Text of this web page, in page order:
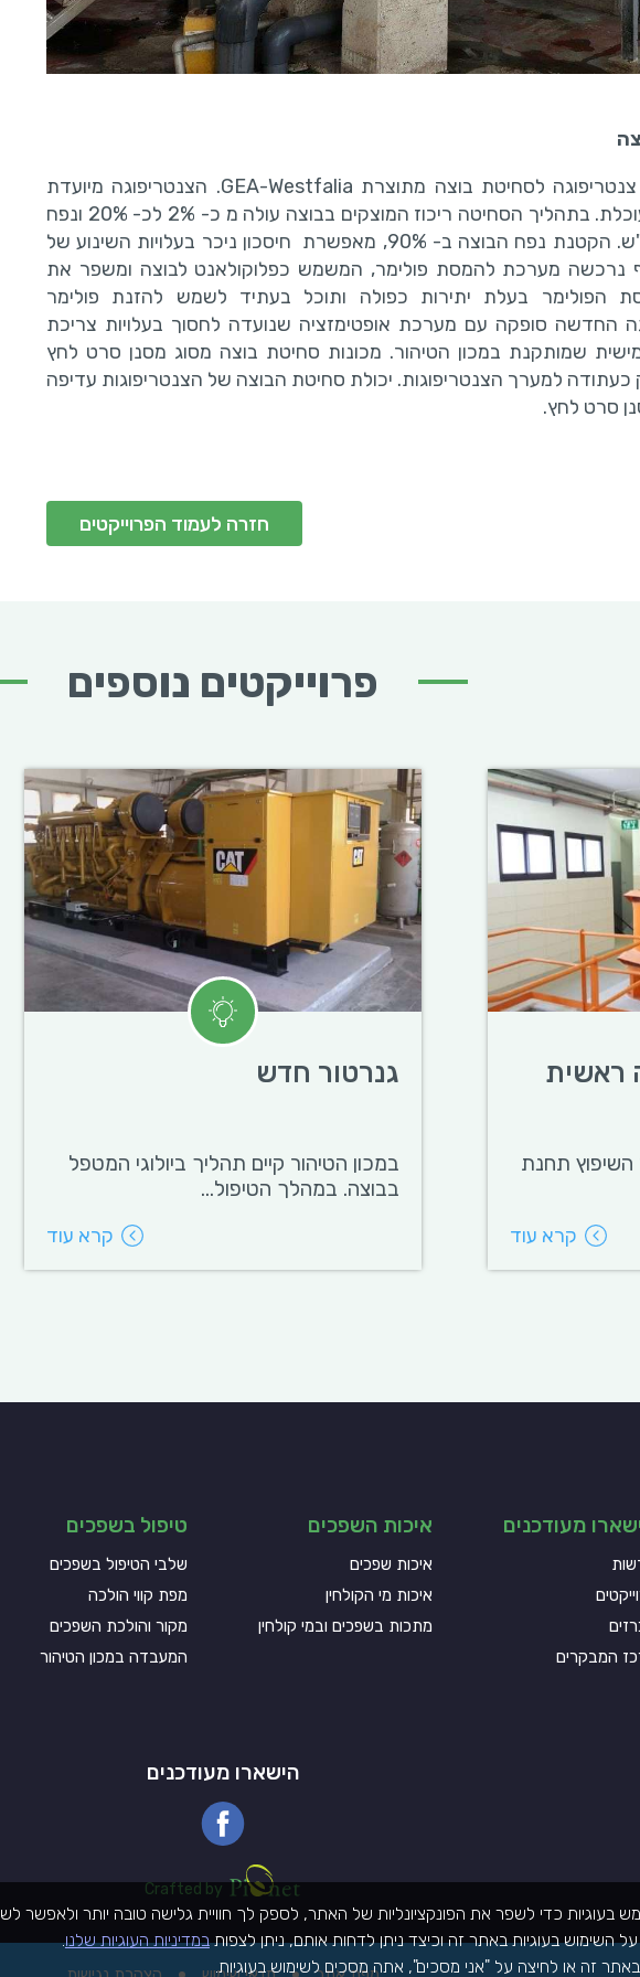
בעוגיות כדי לשפר את הפונקציונליות של האתר, לספק לך חוויית גלישה טובה יותר ולאפשר
השימוש בעוגיות באתר זה וכיצד ניתן לדחות אותם, ניתן לצפותבמדיניות העוגיות שלנו.
באתר זה או לחיצה על "אני מסכים", אתה מסכים לשימוש בעוגיות.
בשנת 2016 נרכשה והופעלה צנטריפוגה לסחיטת בוצה מתוצרת GEA-Westfalia. הצנטריפוגה מיועדת
לסחיטת 60 מק"ש של בוצה מעוכלת. בתהליך הסחיטה ריכוז המוצקים בבוצה עולה מ כ- 2% לכ- 20% ונפח
הבוצה שיוצאת קטן לכדי 6 מק"ש. הקטנת נפח הבוצה ב- 90%, מאפשרת חיסכון ניכר בעלויות השינוע של
נרכשה מערכת להמסת פולימר, המשמש כפלוקולאנט לבוצה ומשפר את
הפולימר בעלת יתירות כפולה ותוכל בעתיד לשמש להזנת פולימר
החדשה סופקה עם מערכת אופטימזציה שנועדה לחסוך בעלויות צריכת
שמותקנת במכון הטיהור. מכונות סחיטת בוצה מסוג מסנן סרט לחץ
למערך הצנטריפוגות. יכולת סחיטת הבוצה של הצנטריפוגות עדיפה
סרט לחץ.
חזרה לעמוד הפרוייקטים
במרתפים
5 מפוחי אוויר חדשים לצורך אוורור
קרא עוד
החלפת צנרת פיילוט בלפיד
הגז
הוחלפה צנרת הפיילוט בלפיד הגז לצנרת
נירוסטה בעלות...
קרא
פרוייקטים נוספים
ראשית
תחנת
קרא עוד
גנרטור חדש
במכון הטיהור קיים תהליך ביולוגי המטפל
בבוצה. במהלך הטיפול...
קרא עוד
מעודכנים
המבקרים
איכות השפכים
איכות שפכים
איכות מי הקולחין
מתכות בשפכים ובמי קולחין
טיפול בשפכים
שלבי הטיפול בשפכים
מפת קווי הולכה
מקור והולכת השפכים
המעבדה במכון הטיהור
הישארו מעודכנים
Crafted by
Pionet Logo